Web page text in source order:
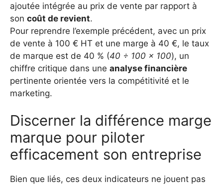
ajoutée intégrée au prix de vente par rapport à
son coût de revient.
Pour reprendre l’exemple précédent, avec un prix
de vente à 100 € HT et une marge à 40 €, le taux
de marque est de 40 % (40 ÷ 100 × 100), un
chiffre critique dans une analyse financière
pertinente orientée vers la compétitivité et le
marketing.
Discerner la différence marge
marque pour piloter
efficacement son entreprise
Bien que liés, ces deux indicateurs ne jouent pas